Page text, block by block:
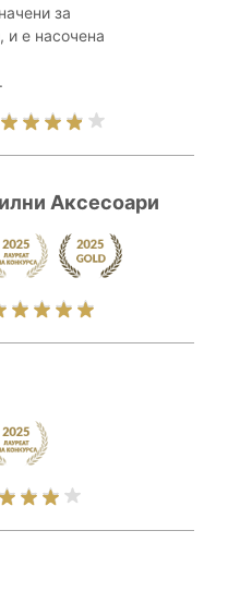
за
и е насочена
Аксесоари